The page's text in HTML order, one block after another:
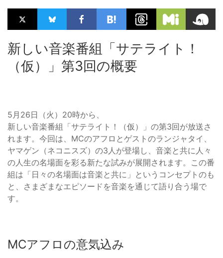
新しい音楽番組「サテライト！
（仮）」第3回の概要
5月26日（火）20時から、
新しい音楽番組「サテライト！（仮）」の第3回が放送さ
れます。今回は、MCのアフロとゲストのランジャタイ、
ヤマゲン（ネコニスズ）の3人が登場し、音楽と共に人々
の人生の名場面を彩る新たな試みが展開されます。この番
組は「日々の名場面は音楽と共に」というコンセプトのも
と、さまざまなエピソードを音楽を通じて語り合う場で
す。
MCアフロの意気込み